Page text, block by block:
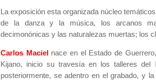
La exposición esta organizada núcleo
de la danza y la música, los arcanos
decimonónicas y las naturalezas muertas; los
Carlos Maciel nace en el Estado de
Kijano, inicio su travesía en los talleres
posteriormente, se adentro en el grabado, y